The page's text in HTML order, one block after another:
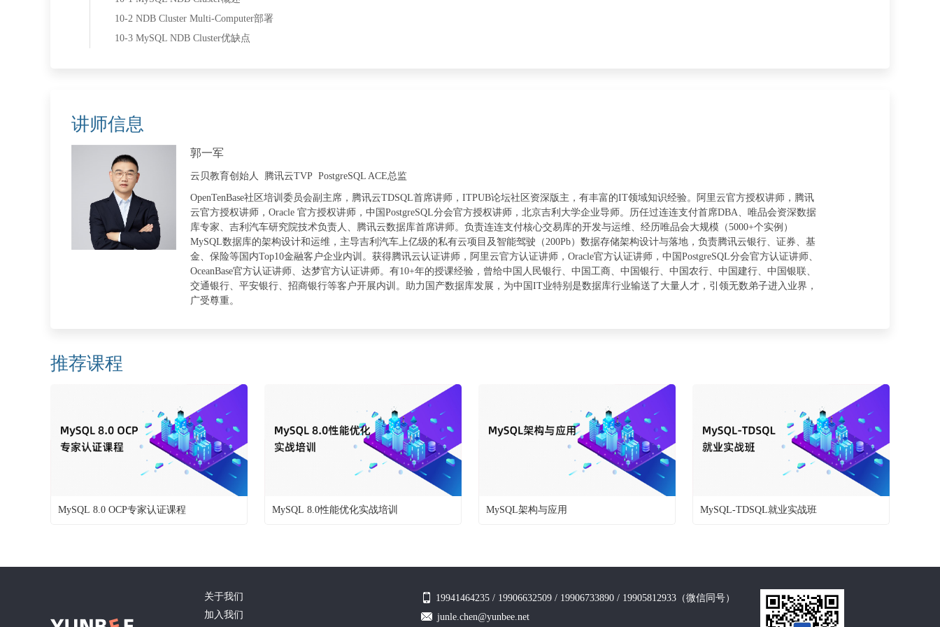
10-2 NDB Cluster Multi-Computer部署
10-3 MySQL NDB Cluster优缺点
讲师信息
郭一军
云贝教育创始人 腾讯云TVP PostgreSQL ACE总监
OpenTenBase社区培训委员会副主席，腾讯云TDSQL首席讲师，ITPUB论坛社区资深版主，有丰富的IT领域知识经验。阿里云官方授权讲师，腾讯
云官方授权讲师，Oracle 官方授权讲师，中国PostgreSQL分会官方授权讲师，北京吉利大学企业导师。历任过连连支付首席DBA、唯品会资深数据
库专家、吉利汽车研究院技术负责人、腾讯云数据库首席讲师。负责连连支付核心交易库的开发与运维、经历唯品会大规模（5000+个实例）
MySQL数据库的架构设计和运维，主导吉利汽车上亿级的私有云项目及智能驾驶（200Pb）数据存储架构设计与落地，负责腾讯云银行、证券、基
金、保险等国内Top10金融客户企业内训。获得腾讯云认证讲师，阿里云官方认证讲师，Oracle官方认证讲师，中国PostgreSQL分会官方认证讲师、
OceanBase官方认证讲师、达梦官方认证讲师。有10+年的授课经验，曾给中国人民银行、中国工商、中国银行、中国农行、中国建行、中国银联、
交通银行、平安银行、招商银行等客户开展内训。助力国产数据库发展，为中国IT业特别是数据库行业输送了大量人才，引领无数弟子进入业界，
广受尊重。
推荐课程
MySQL 8.0 OCP专家认证课程 MySQL 8.0性能优化实战培训 MySQL架构与应用 MySQL-TDSQL就业实战班
关于我们
加入我们
19941464235 / 19906632509 / 19906733890 / 19905812933（微信同号）
junle.chen@yunbee.net